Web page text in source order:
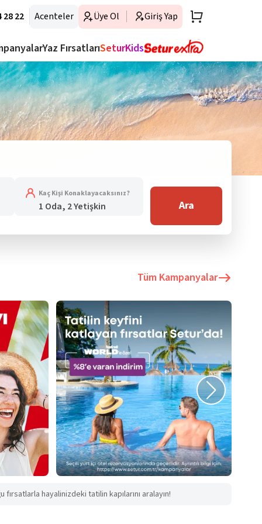
28 22 Acenteler Üye Ol Giriş Yap
Yaz FırsatlarıSeturKids
Kaç Kişi Konaklayacaksınız?
1 Oda, 2 Yetişkin Ara
Tüm Kampanyalar
hayalinizdeki tatilin kapılarını aralayın!